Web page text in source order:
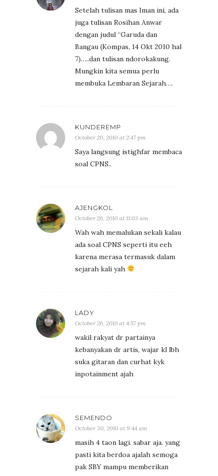
Setelah tulisan mas Iman ini, ada
juga tulisan Rosihan Anwar
dengan judul “Garuda dan
Bangau (Kompas, 14 Okt 2010 hal
7)…..dan tulisan ndorokakung.
Mungkin kita semua perlu
membuka Lembaran Sejarah….
KUNDEREMP
October 20, 2010 at 2:47 pm
Saya langsung istighfar membaca
soal CPNS..
AJENGKOL
October 26, 2010 at 11:03 am
Wah wah memalukan sekali kalau
ada soal CPNS seperti itu eeh
karena merasa termasuk dalam
sejarah kali yah
LADY
October 26, 2010 at 4:57 pm
wakil rakyat dr partainya
kebanyakan dr artis, wajar kl lbh
suka gitaran dan curhat kyk
inpotainment ajah
SEMENDO
October 30, 2010 at 9:44 am
masih 4 taon lagi. sabar aja. yang
pasti kita berdoa ajalah semoga
pak SBY mampu memberikan